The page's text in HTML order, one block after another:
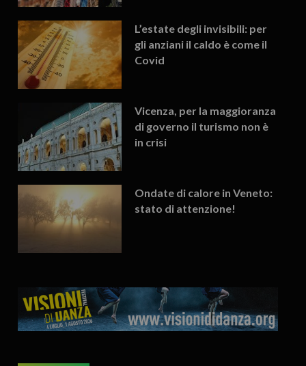
L’estate degli invisibili: per
gli anziani il caldo è come il
Covid
Vicenza, per la maggioranza
di governo il turismo non è
in crisi
Ondate di calore in Veneto:
stato di attenzione!